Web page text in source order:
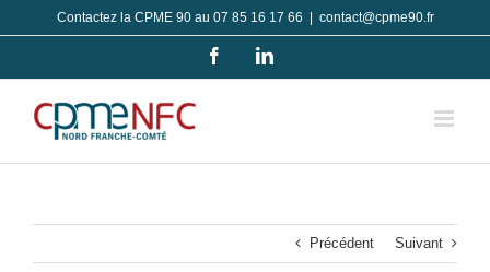
au
Contactez la CPME 90 au 07 85 16 17 66 contact@cpme90.fr
FacebookLinkedIn
Précédent Suivant